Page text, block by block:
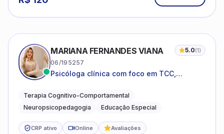
MARIANA FERNANDES VIANA 5.0(1)
06/195257
Psicóloga clínica com foco em TCC,
do neurodesenvolvimento.
Terapia Cognitivo-Comportamental
Neuropsicopedagogia
Educação Especial
CRP ativo Online Avaliações